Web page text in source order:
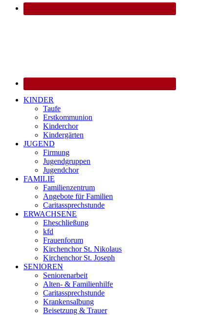
KINDER
Taufe
Erstkommunion
Kinderchor
Kindergärten
JUGEND
Firmung
Jugendgruppen
Jugendchor
FAMILIE
Familienzentrum
Angebote für Familien
Caritassprechstunde
ERWACHSENE
Eheschließung
kfd
Frauenforum
Kirchenchor St. Nikolaus
Kirchenchor St. Joseph
SENIOREN
Seniorenarbeit
Alten- & Familienhilfe
Caritassprechstunde
Krankensalbung
Beisetzung & Trauer